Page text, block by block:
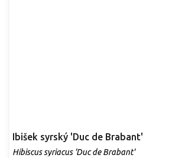
Ibišek syrský 'Duc de Brabant'
Hibiscus syriacus 'Duc de Brabant'